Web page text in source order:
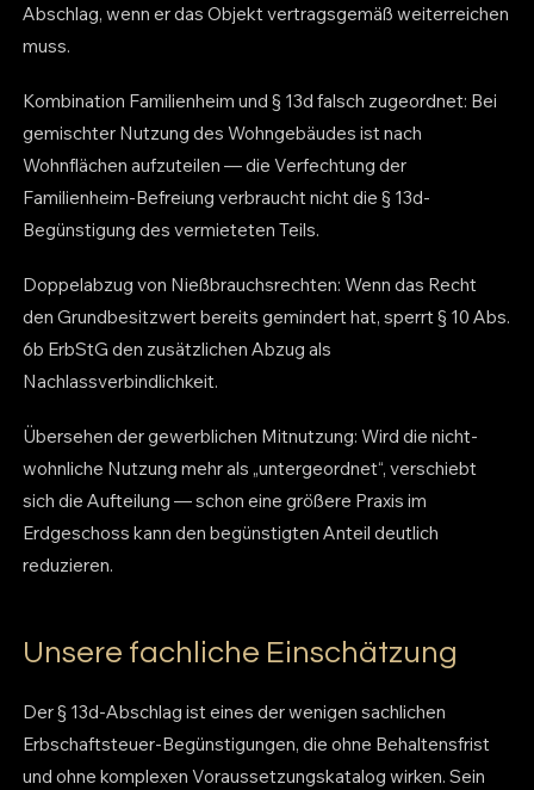
Abschlag, wenn er das Objekt vertragsgemäß weiterreichen
muss.
Kombination Familienheim und § 13d falsch zugeordnet: Bei
gemischter Nutzung des Wohngebäudes ist nach
Wohnflächen aufzuteilen — die Verfechtung der
Familienheim-Befreiung verbraucht nicht die § 13d-
Begünstigung des vermieteten Teils.
Doppelabzug von Nießbrauchsrechten: Wenn das Recht
den Grundbesitzwert bereits gemindert hat, sperrt § 10 Abs.
6b ErbStG den zusätzlichen Abzug als
Nachlassverbindlichkeit.
Übersehen der gewerblichen Mitnutzung: Wird die nicht-
wohnliche Nutzung mehr als „untergeordnet“, verschiebt
sich die Aufteilung — schon eine größere Praxis im
Erdgeschoss kann den begünstigten Anteil deutlich
reduzieren.
Unsere fachliche Einschätzung
Der § 13d-Abschlag ist eines der wenigen sachlichen
Erbschaftsteuer-Begünstigungen, die ohne Behaltensfrist
und ohne komplexen Voraussetzungskatalog wirken. Sein